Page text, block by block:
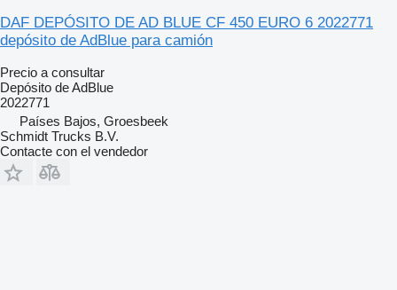
DAF DEPÓSITO DE AD BLUE CF 450 EURO 6 2022771
depósito de AdBlue para camión
Precio a consultar
Depósito de AdBlue
2022771
Países Bajos, Groesbeek
Schmidt Trucks B.V.
Contacte con el vendedor